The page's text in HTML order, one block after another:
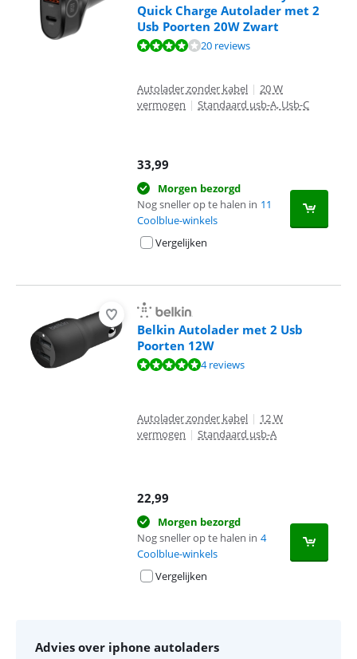
Quick Charge Autolader met 2
Usb Poorten 20W Zwart
Beoordeling is 7,7 van de 10, gebaseerd op 20 reviews.
20 reviews
Autolader zonder kabel | 20 W
vermogen | Standaard usb-A, Usb-C
33,99
Morgen bezorgd
Nog sneller op te halen in 11
Coolblue-winkels
Vergelijken
Belkin Autolader met 2 Usb
Poorten 12W
Beoordeling is 9,8 van de 10, gebaseerd op 4 reviews.
4 reviews
Autolader zonder kabel | 12 W
vermogen | Standaard usb-A
22,99
Morgen bezorgd
Nog sneller op te halen in 4
Coolblue-winkels
Vergelijken
Advies over iphone autoladers